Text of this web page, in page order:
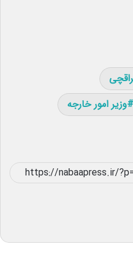
وزیر امور خارجه